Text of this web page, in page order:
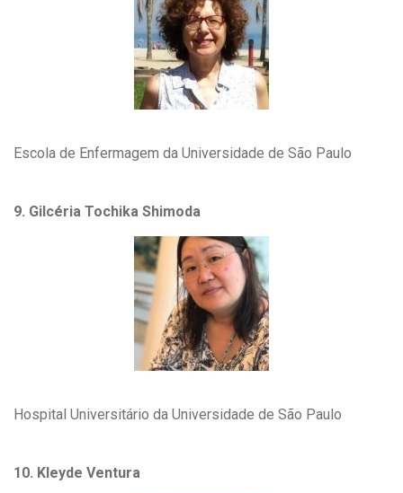
Escola de Enfermagem da Universidade de São Paulo
9. Gilcéria Tochika Shimoda
Hospital Universitário da Universidade de São Paulo
10. Kleyde Ventura